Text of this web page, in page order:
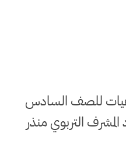
للصف السادس
المشرف التربوي منذر